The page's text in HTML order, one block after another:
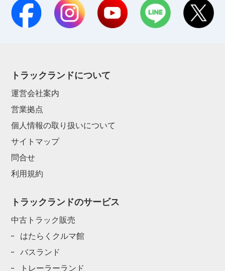
トラックランドについて
運営会社案内
営業拠点
個人情報の取り扱いについて
サイトマップ
問合せ
利用規約
トラックランドのサービス
中古トラック販売
はたらくクルマ館
バスランド
トレーラーランド